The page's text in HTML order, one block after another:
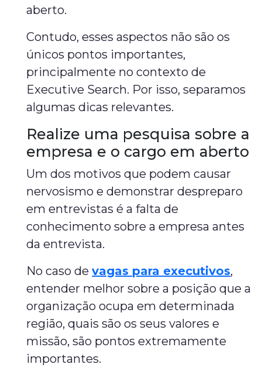
aberto.
Contudo, esses aspectos não são os
únicos pontos importantes,
principalmente no contexto de
Executive Search. Por isso, separamos
algumas dicas relevantes.
Realize uma pesquisa sobre a
empresa e o cargo em aberto
Um dos motivos que podem causar
nervosismo e demonstrar despreparo
em entrevistas é a falta de
conhecimento sobre a empresa antes
da entrevista.
No caso devagas para executivos,
entender melhor sobre a posição que a
organização ocupa em determinada
região, quais são os seus valores e
missão, são pontos extremamente
importantes.